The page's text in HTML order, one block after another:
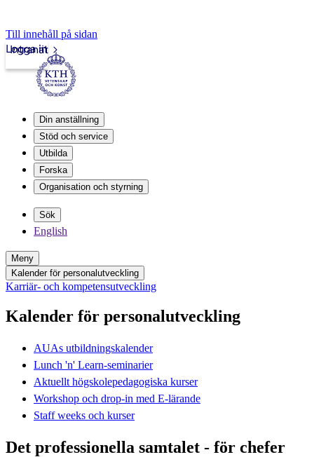
Till innehåll på sidan
Intranät
Logga in
Din anställning
Stöd och service
Utbilda
Forska
Organisation och styrning
Sök
English
Meny
Kalender för personalutveckling
Karriär- och kompetensutveckling
Kalender för personalutveckling
AUAs utbildningskalender
Lunch 'n' Learn-seminarier
Aktuellt högskolepedagogiska kurser
Workshop och drop-in med E-lärande
Staff weeks och kurser
Det professionella samtalet - för chefer